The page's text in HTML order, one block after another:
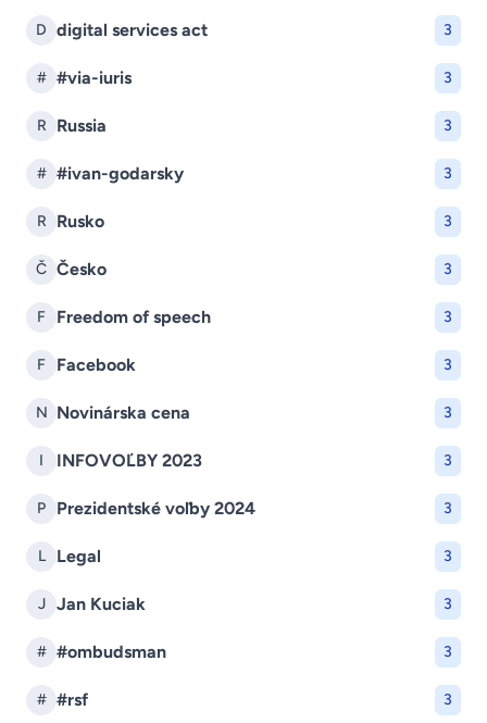
D digital services act 3
# #via-iuris 3
R Russia 3
# #ivan-godarsky 3
R Rusko 3
Č Česko 3
F Freedom of speech 3
F Facebook 3
N Novinárska cena 3
I INFOVOĽBY 2023 3
P Prezidentské voľby 2024 3
L Legal 3
J Jan Kuciak 3
# #ombudsman 3
# #rsf 3